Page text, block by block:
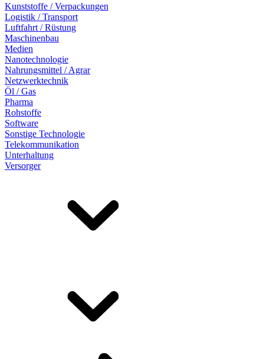
Kunststoffe / Verpackungen
Logistik / Transport
Luftfahrt / Rüstung
Maschinenbau
Medien
Nanotechnologie
Nahrungsmittel / Agrar
Netzwerktechnik
Öl / Gas
Pharma
Rohstoffe
Software
Sonstige Technologie
Telekommunikation
Unterhaltung
Versorger